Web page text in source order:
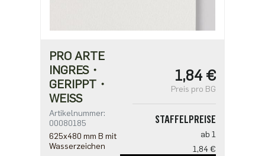
PRO ARTE
INGRES・
GERIPPT・
WEISS
Artikelnummer:
00080185
625x480 mm B mit
Wasserzeichen
1,84 €
Preis pro BG
STAFFELPREISE
ab 1
1,84 €